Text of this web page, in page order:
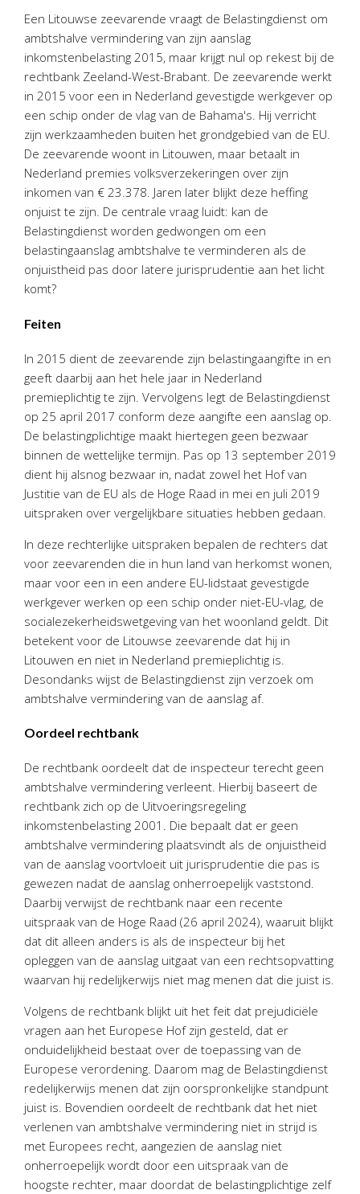
Bedrijfseconomisch advies
Belastingadvies Purmerend
Online boekhouden
Nieuws&informatie
Nieuwsbrief
Nieuwsoverzicht
Handige links
Downloads
Contact
AvantiOnline
BaseCone – Facturen
Visionplanner – Rapportage
Klantenportaal – Online dossiers
Online Salaris – Salarissen
Nextens-Accorderen aangiften
Een Litouwse zeevarende vraagt de Belastingdienst om
ambtshalve vermindering van zijn aanslag
inkomstenbelasting 2015, maar krijgt nul op rekest bij de
rechtbank Zeeland-West-Brabant. De zeevarende werkt
in 2015 voor een in Nederland gevestigde werkgever op
een schip onder de vlag van de Bahama's. Hij verricht
zijn werkzaamheden buiten het grondgebied van de EU.
De zeevarende woont in Litouwen, maar betaalt in
Nederland premies volksverzekeringen over zijn
inkomen van € 23.378. Jaren later blijkt deze heffing
onjuist te zijn. De centrale vraag luidt: kan de
Belastingdienst worden gedwongen om een
belastingaanslag ambtshalve te verminderen als de
onjuistheid pas door latere jurisprudentie aan het licht
komt?
Feiten
In 2015 dient de zeevarende zijn belastingaangifte in en
geeft daarbij aan het hele jaar in Nederland
premieplichtig te zijn. Vervolgens legt de Belastingdienst
op 25 april 2017 conform deze aangifte een aanslag op.
De belastingplichtige maakt hiertegen geen bezwaar
binnen de wettelijke termijn. Pas op 13 september 2019
dient hij alsnog bezwaar in, nadat zowel het Hof van
Justitie van de EU als de Hoge Raad in mei en juli 2019
uitspraken over vergelijkbare situaties hebben gedaan.
In deze rechterlijke uitspraken bepalen de rechters dat
voor zeevarenden die in hun land van herkomst wonen,
maar voor een in een andere EU-lidstaat gevestigde
werkgever werken op een schip onder niet-EU-vlag, de
socialezekerheidswetgeving van het woonland geldt. Dit
betekent voor de Litouwse zeevarende dat hij in
Litouwen en niet in Nederland premieplichtig is.
Desondanks wijst de Belastingdienst zijn verzoek om
ambtshalve vermindering van de aanslag af.
Oordeel rechtbank
De rechtbank oordeelt dat de inspecteur terecht geen
ambtshalve vermindering verleent. Hierbij baseert de
rechtbank zich op de Uitvoeringsregeling
inkomstenbelasting 2001. Die bepaalt dat er geen
ambtshalve vermindering plaatsvindt als de onjuistheid
van de aanslag voortvloeit uit jurisprudentie die pas is
gewezen nadat de aanslag onherroepelijk vaststond.
Daarbij verwijst de rechtbank naar een recente
uitspraak van de Hoge Raad (26 april 2024), waaruit blijkt
dat dit alleen anders is als de inspecteur bij het
opleggen van de aanslag uitgaat van een rechtsopvatting
waarvan hij redelijkerwijs niet mag menen dat die juist is.
Volgens de rechtbank blijkt uit het feit dat prejudiciële
vragen aan het Europese Hof zijn gesteld, dat er
onduidelijkheid bestaat over de toepassing van de
Europese verordening. Daarom mag de Belastingdienst
redelijkerwijs menen dat zijn oorspronkelijke standpunt
juist is. Bovendien oordeelt de rechtbank dat het niet
verlenen van ambtshalve vermindering niet in strijd is
met Europees recht, aangezien de aanslag niet
onherroepelijk wordt door een uitspraak van de
hoogste rechter, maar doordat de belastingplichtige zelf